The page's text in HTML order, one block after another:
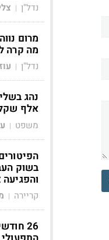
נדל"ן |
מה קרה
נדל"ן |
אלף
משפט |
קריירה |
26